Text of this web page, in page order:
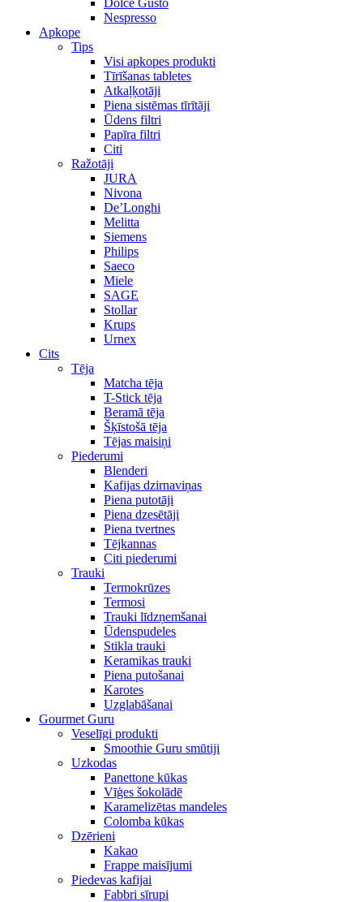
Dolce Gusto
Nespresso
Apkope
Tips
Visi apkopes produkti
Tīrīšanas tabletes
Atkaļķotāji
Piena sistēmas tīrītāji
Ūdens filtri
Papīra filtri
Citi
Ražotāji
JURA
Nivona
De’Longhi
Melitta
Siemens
Philips
Saeco
Miele
SAGE
Stollar
Krups
Urnex
Cits
Tēja
Matcha tēja
T-Stick tēja
Beramā tēja
Šķīstošā tēja
Tējas maisiņi
Piederumi
Blenderi
Kafijas dzirnaviņas
Piena putotāji
Piena dzesētāji
Piena tvertnes
Tējkannas
Citi piederumi
Trauki
Termokrūzes
Termosi
Trauki līdzņemšanai
Ūdenspudeles
Stikla trauki
Keramikas trauki
Piena putošanai
Karotes
Uzglabāšanai
Gourmet Guru
Veselīgi produkti
Smoothie Guru smūtiji
Uzkodas
Panettone kūkas
Vīģes šokolādē
Karamelizētas mandeles
Colomba kūkas
Dzērieni
Kakao
Frappe maisījumi
Piedevas kafijai
Fabbri sīrupi